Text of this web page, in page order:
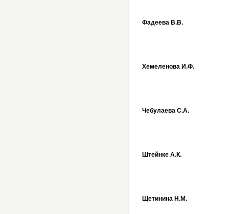
Фадеева В.В.
Хемеленова И.Ф.
Чебулаева С.А.
Штейнке А.К.
Щетинина Н.М.